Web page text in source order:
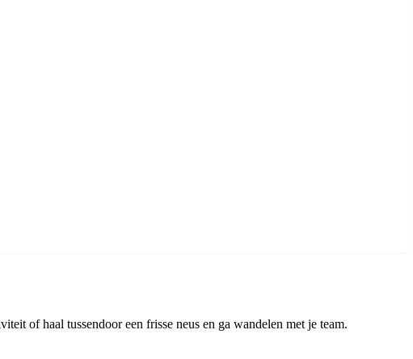
of haal tussendoor een frisse neus en ga wandelen met je team.